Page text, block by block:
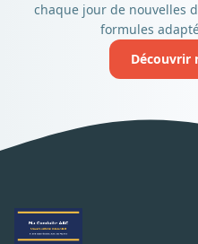
chaque jour de nouvelles
formules
Découvrir